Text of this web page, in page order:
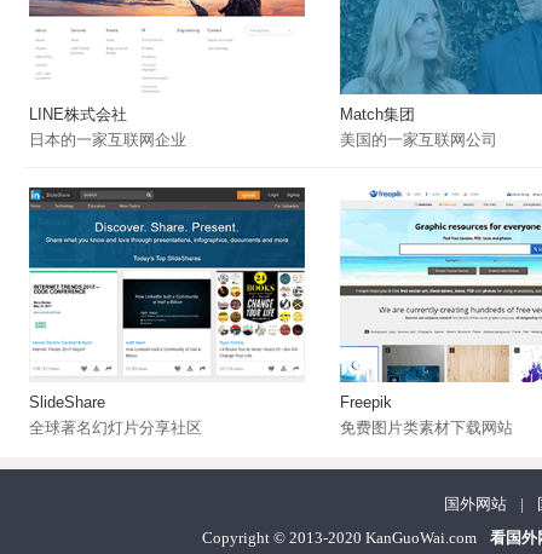
LINE株式会社
日本的一家互联网企业
Match集团
美国的一家互联网公司
SlideShare
全球著名幻灯片分享社区
Freepik
免费图片类素材下载网站
国外网站 |
Copyright ©2013-2020 KanGuoWai.com 看国外